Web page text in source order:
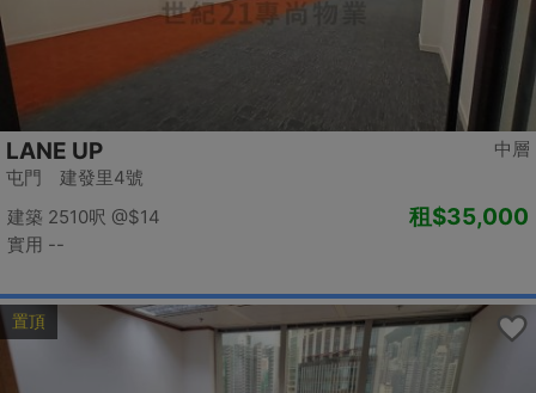
中層
LANE UP
屯門 建發里4號
建築 2510呎 @$14
實用 --
租$35,000
置頂